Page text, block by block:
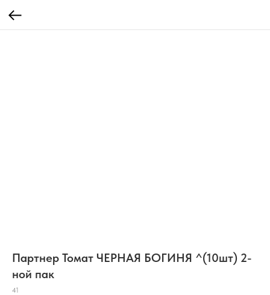
Партнер Томат ЧЕРНАЯ БОГИНЯ ^(10шт) 2-
ной пак
41